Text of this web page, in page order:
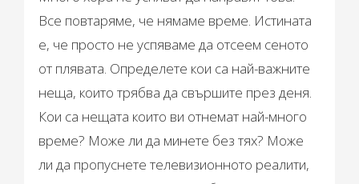
Все повтаряме, че нямаме време. Истината
е, че просто не успяваме да отсеем сеното
от плявата. Определете кои са най-важните
неща, които трябва да свършите през деня.
Кои са нещата които ви отнемат най-много
време? Може ли да минете без тях? Може
ли да пропуснете телевизионното реалити,